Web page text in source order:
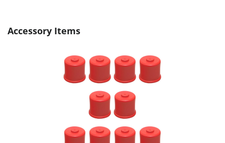
Produktgalerie überspringen
Accessory Items